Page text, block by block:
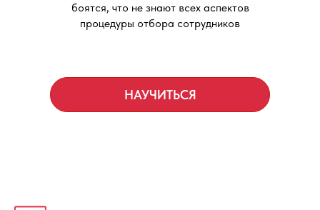
НАУЧИТЬСЯ
боятся, что не знают всех аспектов
процедуры отбора сотрудников